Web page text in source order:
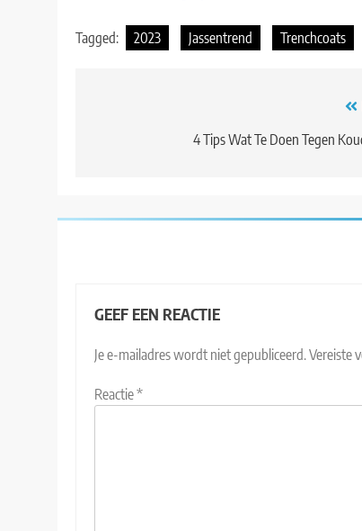
Tagged: 2023 Jassentrend Trenchcoats
4 Tips Wat Te Doen Tegen
GEEF EEN REACTIE
Je e-mailadres wordt niet gepubliceerd.Vereiste
Reactie*